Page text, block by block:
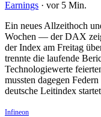
Earnings · vor 5 Min.
Ein neues Allzeithoch
Wochen — der DAX
der Index am Freitag
trennte die laufende
Technologiewerte
mussten dagegen
deutsche Leitindex
Infineon